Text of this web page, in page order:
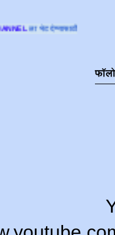
क्लिक करा.